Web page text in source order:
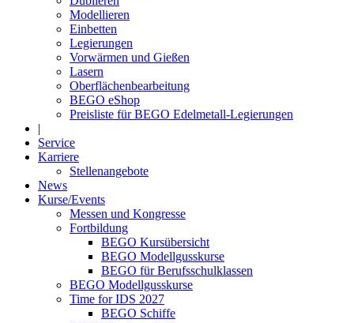
Modellieren
Einbetten
Legierungen
Vorwärmen und Gießen
Lasern
Oberflächenbearbeitung
BEGO eShop
Preisliste für BEGO Edelmetall-Legierungen
|
Service
Karriere
Stellenangebote
News
Kurse/Events
Messen und Kongresse
Fortbildung
BEGO Kursübersicht
BEGO Modellgusskurse
BEGO für Berufsschulklassen
BEGO Modellgusskurse
Time for IDS 2027
BEGO Schiffe